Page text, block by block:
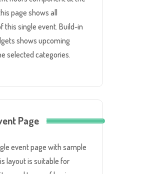
page shows all
this single event. Build-in
shows upcoming
selected categories.
Page
event page with sample
layout is suitable for